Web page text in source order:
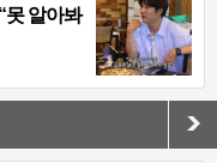
못 알아봐